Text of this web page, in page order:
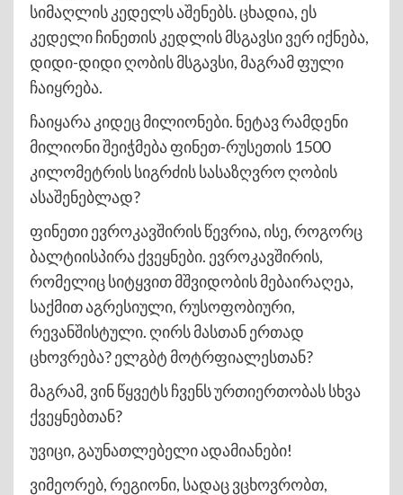
სიმაღლის კედელს აშენებს. ცხადია, ეს
კედელი ჩინეთის კედლის მსგავსი ვერ იქნება,
დიდი-დიდი ღობის მსგავსი, მაგრამ ფული
ჩაიყრება.
ჩაიყარა კიდეც მილიონები. ნეტავ რამდენი
მილიონი შეიჭმება ფინეთ-რუსეთის 1500
კილომეტრის სიგრძის სასაზღვრო ღობის
ასაშენებლად?
ფინეთი ევროკავშირის წევრია, ისე, როგორც
ბალტიისპირა ქვეყნები. ევროკავშირის,
რომელიც სიტყვით მშვიდობის მებაირაღეა,
საქმით აგრესიული, რუსოფობიური,
რევანშისტული. ღირს მასთან ერთად
ცხოვრება? ელგბტ მოტრფიალესთან?
მაგრამ, ვინ წყვეტს ჩვენს ურთიერთობას სხვა
ქვეყნებთან?
უვიცი, გაუნათლებელი ადამიანები!
ვიმეორებ, რეგიონი, სადაც ვცხოვრობთ,